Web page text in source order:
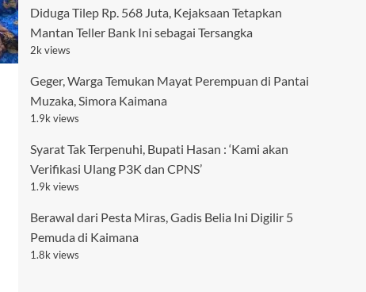
Diduga Tilep Rp. 568 Juta, Kejaksaan Tetapkan
Mantan Teller Bank Ini sebagai Tersangka
2k views
Geger, Warga Temukan Mayat Perempuan di Pantai
Muzaka, Simora Kaimana
1.9k views
Syarat Tak Terpenuhi, Bupati Hasan : ‘Kami akan
Verifikasi Ulang P3K dan CPNS’
1.9k views
Berawal dari Pesta Miras, Gadis Belia Ini Digilir 5
Pemuda di Kaimana
1.8k views